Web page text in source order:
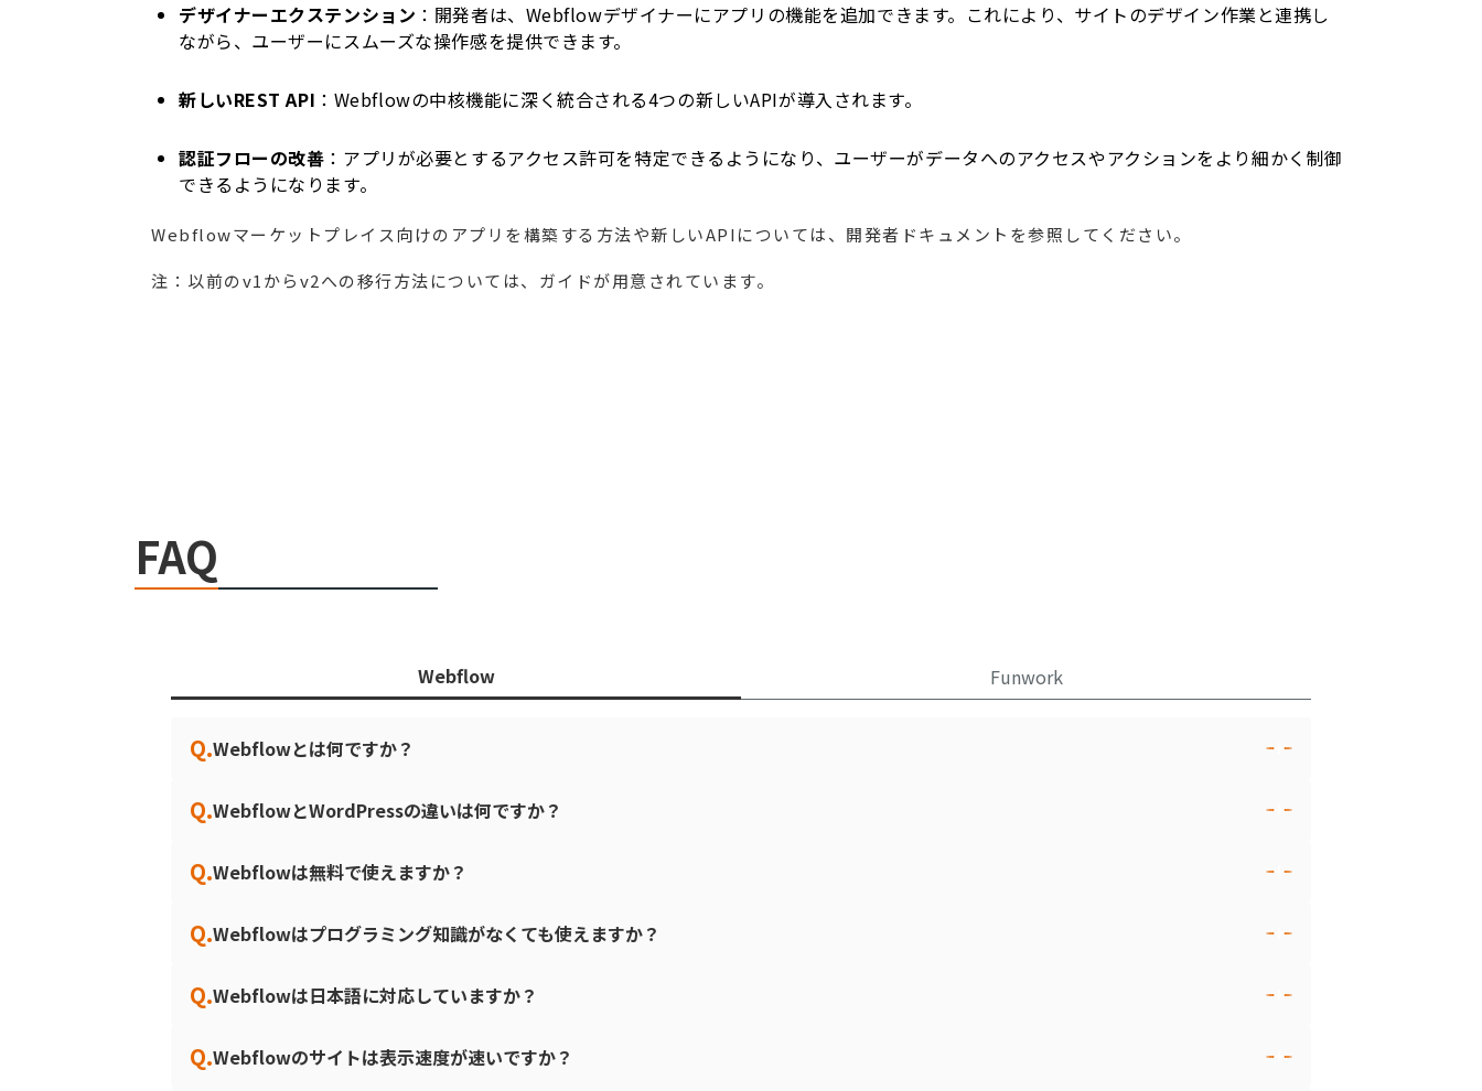
デザイナーエクステンション ：開発者は、Webflowデザイナーにアプリの機能を追加できます。これにより、サイトのデザイン作業と連携し
ながら、ユーザーにスムーズな操作感を提供できます。
新しいREST API ：Webflowの中核機能に深く統合される4つの新しいAPIが導入されます。
認証フローの改善 ：アプリが必要とするアクセス許可を特定できるようになり、ユーザーがデータへのアクセスやアクションをより細かく制御
できるようになります。
Webflowマーケットプレイス向けのアプリを構築する方法や新しいAPIについては、開発者ドキュメントを参照してください。
注：以前のv1からv2への移行方法については、ガイドが用意されています。
FAQ
Webflow Funwork
Q.Webflowとは何ですか？
Q.WebflowとWordPressの違いは何ですか？
Q.Webflowは無料で使えますか？
Q.Webflowはプログラミング知識がなくても使えますか？
Q.Webflowは日本語に対応していますか？
Q.Webflowのサイトは表示速度が速いですか？